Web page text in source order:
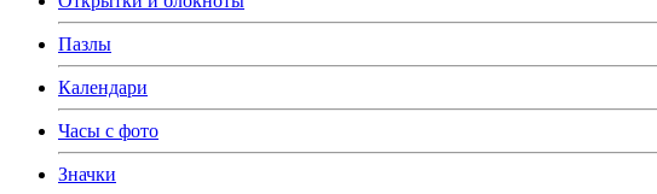
Пазлы
Календари
Часы с фото
Значки